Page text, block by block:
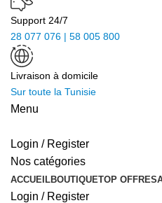
Support 24/7
28 077 076 | 58 005 800
Livraison à domicile
Sur toute la Tunisie
Menu
Login / Register
Nos catégories
ACCUEILBOUTIQUETOP OFFRES
Login / Register